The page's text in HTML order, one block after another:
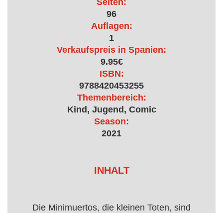
Seiten:
96
Auflagen:
1
Verkaufspreis in Spanien:
9.95€
ISBN:
9788420453255
Themenbereich:
Kind, Jugend, Comic
Season:
2021
INHALT
Die Minimuertos, die kleinen Toten, sind